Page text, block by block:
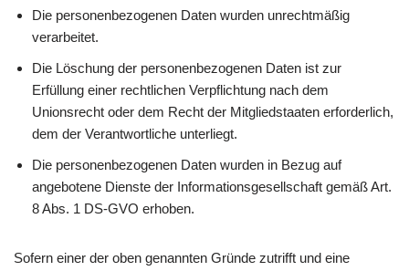
Die personenbezogenen Daten wurden unrechtmäßig
verarbeitet.
Die Löschung der personenbezogenen Daten ist zur
Erfüllung einer rechtlichen Verpflichtung nach dem
Unionsrecht oder dem Recht der Mitgliedstaaten erforderlich,
dem der Verantwortliche unterliegt.
Die personenbezogenen Daten wurden in Bezug auf
angebotene Dienste der Informationsgesellschaft gemäß Art.
8 Abs. 1 DS-GVO erhoben.
Sofern einer der oben genannten Gründe zutrifft und eine